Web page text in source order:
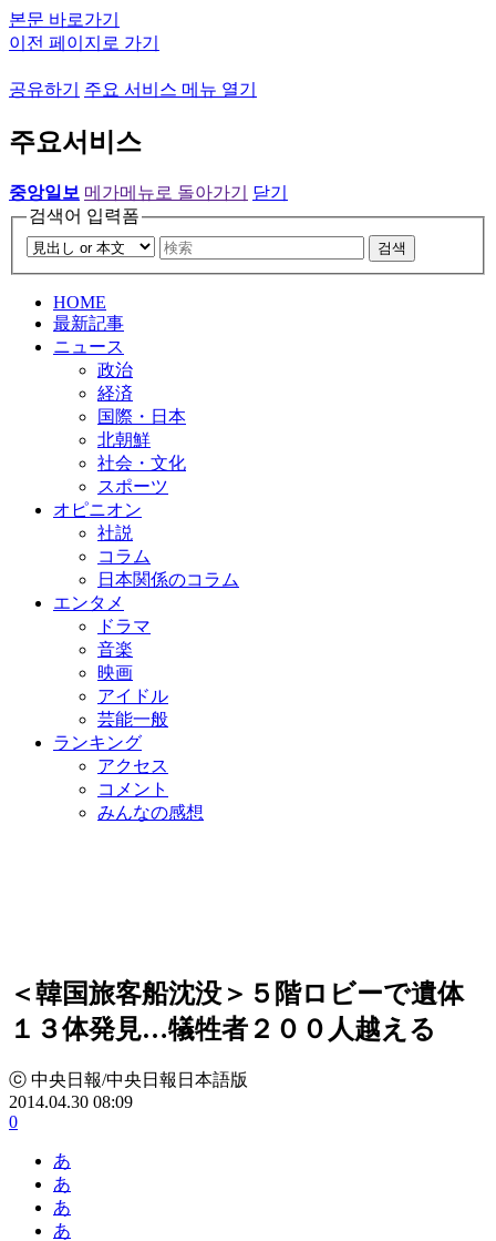
본문 바로가기
이전 페이지로 가기
공유하기 주요 서비스 메뉴 열기
주요서비스
중앙일보 메가메뉴로 돌아가기
닫기
검색어 입력폼
검색
HOME
最新記事
ニュース
政治
経済
国際・日本
北朝鮮
社会・文化
スポーツ
オピニオン
社説
コラム
日本関係のコラム
エンタメ
ドラマ
音楽
映画
アイドル
芸能一般
ランキング
アクセス
コメント
みんなの感想
＜韓国旅客船沈没＞５階ロビーで遺体
１３体発見…犠牲者２００人越える
ⓒ 中央日報/中央日報日本語版
2014.04.30 08:09
0
あ
あ
あ
あ